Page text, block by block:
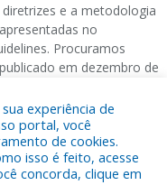
experiência de
portal, você
de cookies.
isso é feito, acesse
concorda, clique em
e a metodologia
no
Procuramos
em dezembro de
mundial de
necessidades especiais,
disponíveis.
testes em